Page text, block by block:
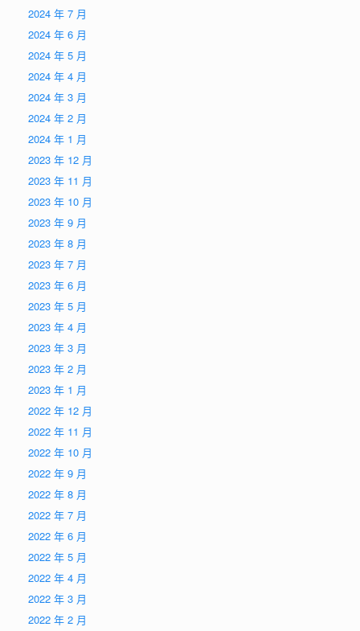
2024 年 7 月
2024 年 6 月
2024 年 5 月
2024 年 4 月
2024 年 3 月
2024 年 2 月
2024 年 1 月
2023 年 12 月
2023 年 11 月
2023 年 10 月
2023 年 9 月
2023 年 8 月
2023 年 7 月
2023 年 6 月
2023 年 5 月
2023 年 4 月
2023 年 3 月
2023 年 2 月
2023 年 1 月
2022 年 12 月
2022 年 11 月
2022 年 10 月
2022 年 9 月
2022 年 8 月
2022 年 7 月
2022 年 6 月
2022 年 5 月
2022 年 4 月
2022 年 3 月
2022 年 2 月